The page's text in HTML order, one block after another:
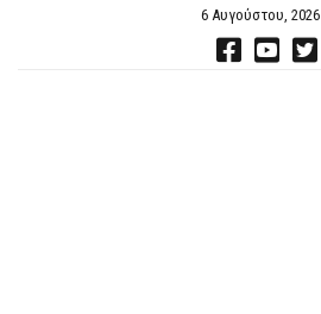
6 Αυγούστου, 2026